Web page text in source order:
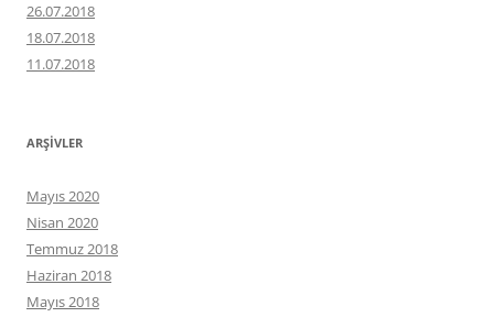
26.07.2018
18.07.2018
11.07.2018
ARŞIVLER
Mayıs 2020
Nisan 2020
Temmuz 2018
Haziran 2018
Mayıs 2018